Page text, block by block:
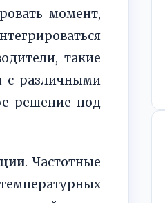
момент,
такие
с различными
решение под
. Частотные